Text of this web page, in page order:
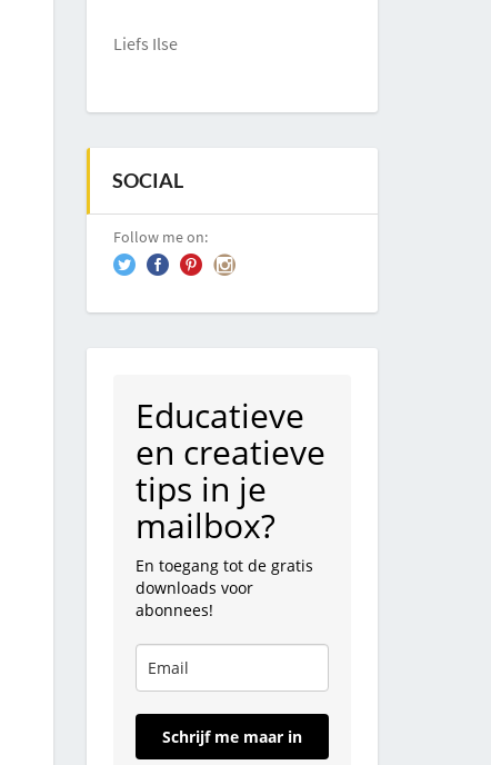
Liefs Ilse
SOCIAL
Follow me on:
Educatieve
en creatieve
tips in je
mailbox?
En toegang tot de gratis
downloads voor
abonnees!
Schrijf me maar in